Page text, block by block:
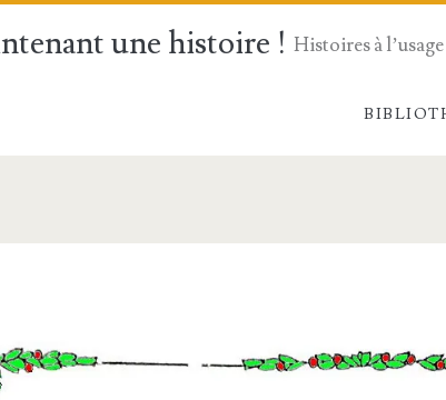
une histoire ! Histoires à